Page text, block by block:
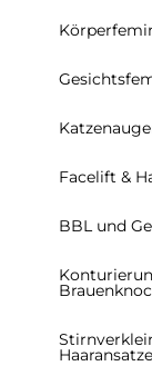
Facelift &
BBL und